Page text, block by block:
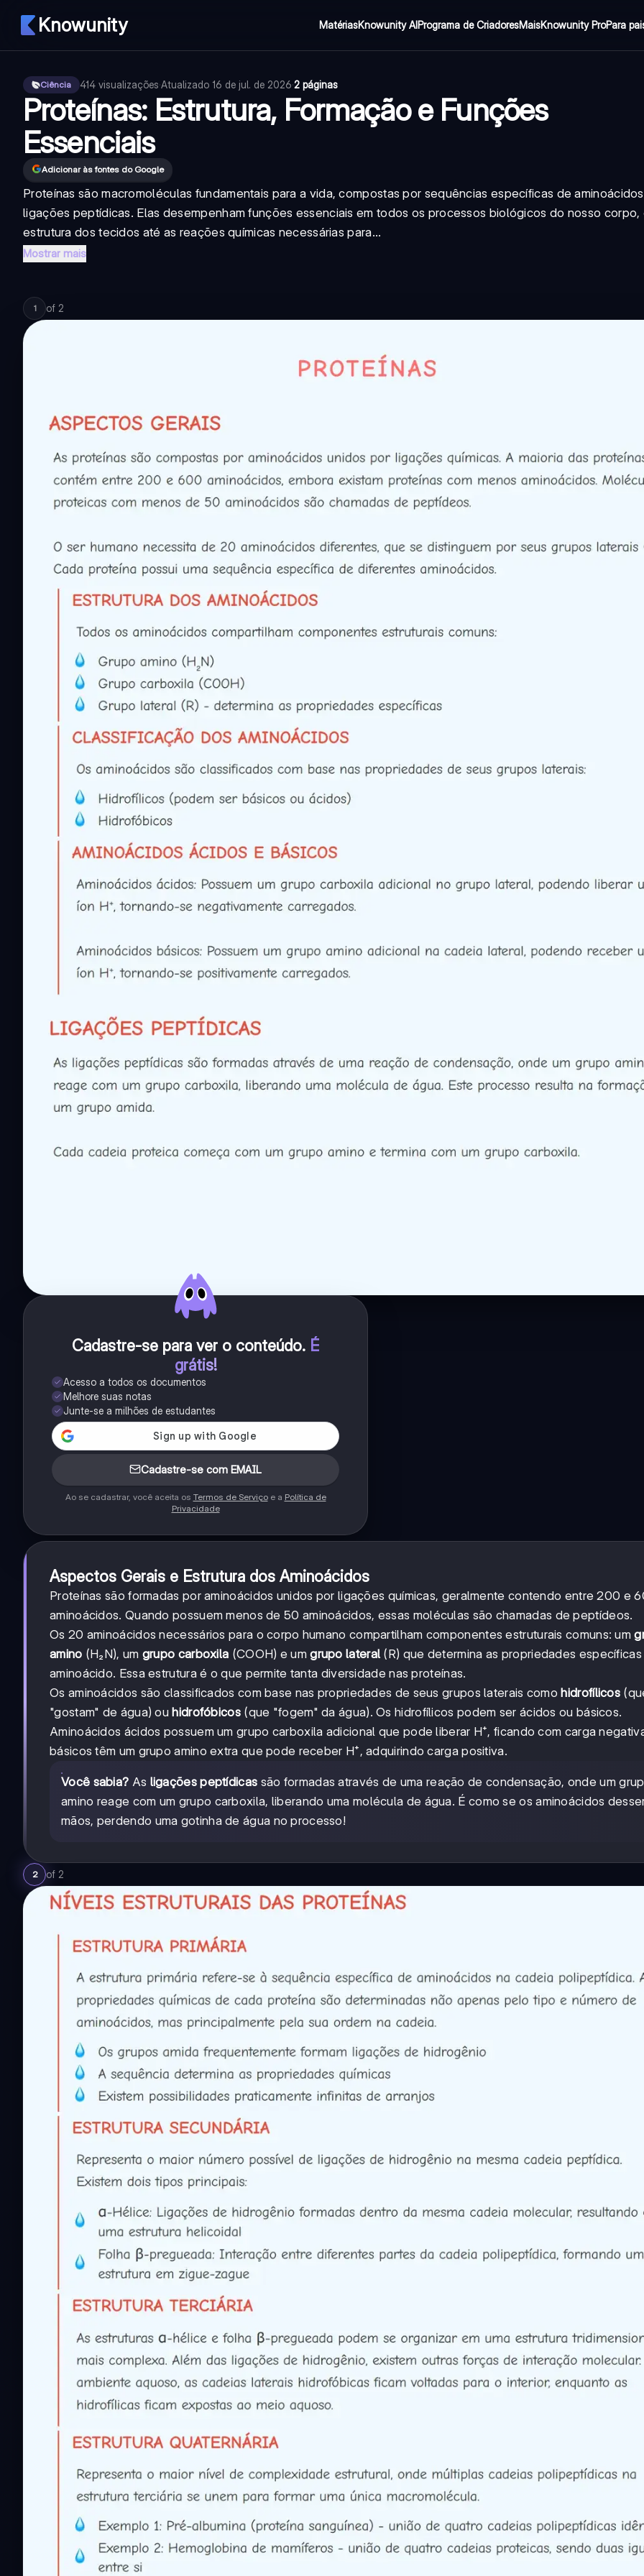
Knowunity MatériasKnowunity AIPrograma de CriadoresMaisKnowunity ProPara
Ciência 414 visualizações·Atualizado 16 de jul. de 2026·2 páginas
Proteínas: Estrutura, Formação e Funções
Essenciais
Adicionar às fontes do Google
Proteínas são macromoléculas fundamentais para a vida, compostas por sequências específicas de
ligações peptídicas. Elas desempenham funções essenciais em todos os processos biológicos do nosso corpo,
estrutura dos tecidos até as reações químicas necessárias para...
Mostrar mais
1 of 2
Cadastre-se para ver o conteúdo. É
grátis!
Acesso a todos os documentos
Melhore suas notas
Junte-se a milhões de estudantes
Cadastre-se com EMAIL
Ao se cadastrar, você aceita os Termos de Serviçoe a Política de
Privacidade
Aspectos Gerais e Estrutura dos Aminoácidos
Proteínas são formadas por aminoácidos unidos por ligações químicas, geralmente contendo entre 200 e
aminoácidos. Quando possuem menos de 50 aminoácidos, essas moléculas são chamadas de peptídeos.
Os 20 aminoácidos necessários para o corpo humano compartilham componentes estruturais comuns: um
amino (H₂N), um grupo carboxila (COOH) e umgrupo lateral (R) que determina as propriedades
aminoácido. Essa estrutura é o que permite tanta diversidade nas proteínas.
Os aminoácidos são classificados com base nas propriedades de seus grupos laterais como hidrofílicos
"gostam" de água) ou hidrofóbicos(que "fogem" da água). Os hidrofílicos podem ser ácidos ou básicos.
Aminoácidos ácidos possuem um grupo carboxila adicional que pode liberar H⁺, ficando com carga
básicos têm um grupo amino extra que pode receber H⁺, adquirindo carga positiva.
Você sabia? As ligações peptídicas são formadas através de uma reação de condensação, onde um
amino reage com um grupo carboxila, liberando uma molécula de água. É como se os aminoácidos
mãos, perdendo uma gotinha de água no processo!
2 of 2